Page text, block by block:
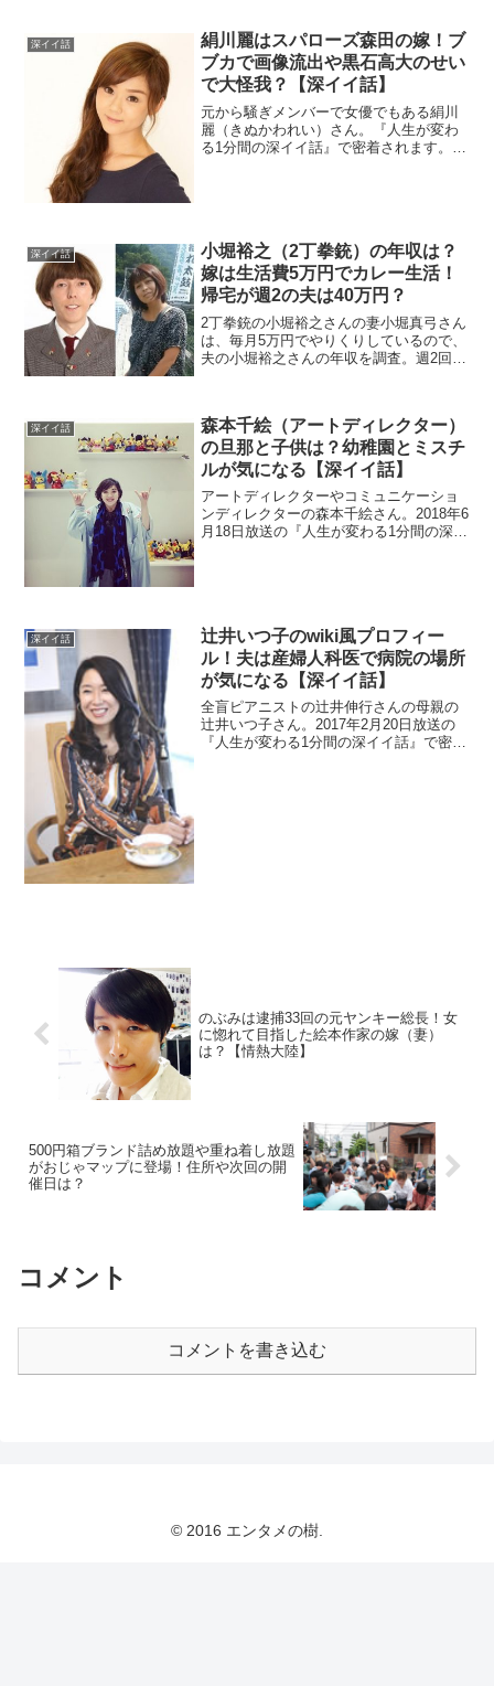
深イイ話
絹川麗はスパローズ森田の嫁！ブ
ブカで画像流出や黒石高大のせい
で大怪我？【深イイ話】
元から騒ぎメンバーで女優でもある絹川
麗（きぬかわれい）さん。『人生が変わ
る1分間の深イイ話』で密着されます。お
深イイ話
小堀裕之（2丁拳銃）の年収は？
嫁は生活費5万円でカレー生活！
帰宅が週2の夫は40万円？
2丁拳銃の小堀裕之さんの妻小堀真弓さん
は、毎月5万円でやりくりしているので、
夫の小堀裕之さんの年収を調査。週2回し
深イイ話
森本千絵（アートディレクター）
の旦那と子供は？幼稚園とミスチ
ルが気になる【深イイ話】
アートディレクターやコミュニケーショ
ンディレクターの森本千絵さん。2018年6
月18日放送の『人生が変わる1分間の深イ
深イイ話
辻井いつ子のwiki風プロフィー
ル！夫は産婦人科医で病院の場所
が気になる【深イイ話】
全盲ピアニストの辻井伸行さんの母親の
辻井いつ子さん。2017年2月20日放送の
『人生が変わる1分間の深イイ話』で密着
のぶみは逮捕33回の元ヤンキー総長！女
に惚れて目指した絵本作家の嫁（妻）
は？【情熱大陸】
500円箱ブランド詰め放題や重ね着し放題
がおじゃマップに登場！住所や次回の開
催日は？
コメント
コメントを書き込む
© 2016 エンタメの樹.